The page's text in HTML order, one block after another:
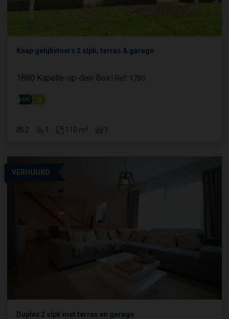
Knap gelijkvloers 2 slpk, terras & garage
1880 Kapelle-op-den-Bos Ref: 1780
2 1 110 m² 1
VERHUURD
Duplex 2 slpk met terras en garage